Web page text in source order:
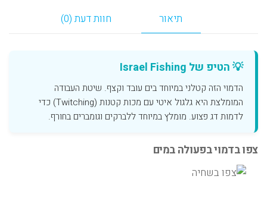
תיאור חוות דעת (0)
💡 הטיפ של Israel Fishing
הדמוי הזה קטלני במיוחד בים עובד וקצף. שיטת העבודה
המומלצת היא גלגול איטי עם מכות קטנות (Twitching) כדי
לדמות דג פצוע. מומלץ במיוחד ללברקים וגומברים בחורף.
צפו בדמוי בפעולה במים